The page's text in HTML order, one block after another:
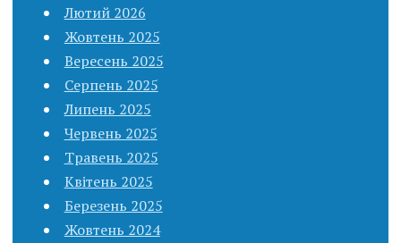
Лютий 2026
Жовтень 2025
Вересень 2025
Серпень 2025
Липень 2025
Червень 2025
Травень 2025
Квітень 2025
Березень 2025
Жовтень 2024